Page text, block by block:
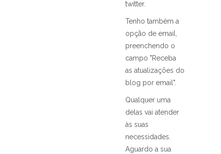
twitter.
Tenho também a
opção de email,
preenchendo o
campo "Receba
as atualizações do
blog por email".
Qualquer uma
delas vai atender
às suas
necessidades.
Aguardo a sua